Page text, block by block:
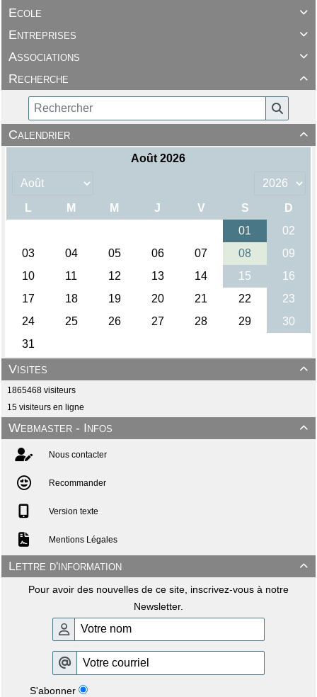

Ecole

Entreprises

Associations

Recherche

Calendrier

Visites
1865468 visiteurs
15 visiteurs en ligne

Webmaster - Infos
Nous contacter
Recommander
Version texte
Mentions Légales

Lettre d'information
Pour avoir des nouvelles de ce site, inscrivez-vous à notre
Newsletter.
S'abonner